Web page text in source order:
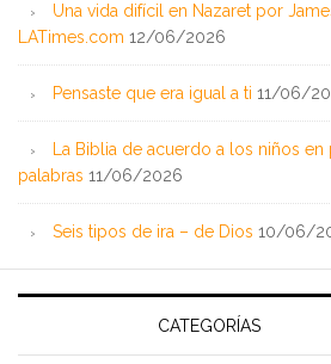
Una vida difícil en Nazaret por
LATimes.com 12/06/2026
Pensaste que era igual a ti 11/06/
La Biblia de acuerdo a los niños en
palabras 11/06/2026
Seis tipos de ira – de Dios 10/06/
CATEGORÍAS